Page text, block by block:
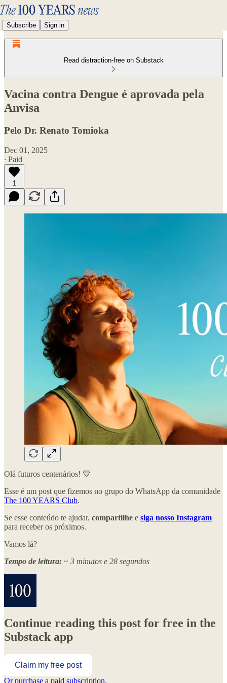
Subscribe Sign in
Read distraction-free on Substack
Vacina contra Dengue é aprovada pela
Anvisa
Pelo Dr. Renato Tomioka
Dec 01, 2025
∙ Paid
1
Olá futuros centenários! 💙
Esse é um post que fizemos no grupo do WhatsApp da comunidade
The 100 YEARS Club.
Se esse conteúdo te ajudar, compartilhe e siga nosso Instagram
para receber os próximos.
Vamos lá?
Tempo de leitura: ~ 3 minutos e 28 segundos
Continue reading this post for free in the
Substack app
Claim my free post
Or purchase a paid subscription.